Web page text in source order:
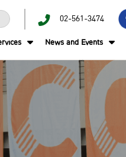
02-561-3474
News and Events